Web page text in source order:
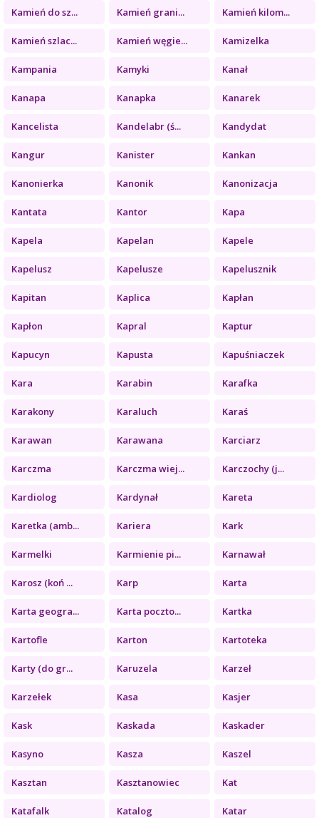
Kamień do sz... Kamień grani... Kamień kilom...
Kamień szlac... Kamień węgie... Kamizelka
Kampania Kamyki Kanał
Kanapa Kanapka Kanarek
Kancelista Kandelabr (ś... Kandydat
Kangur Kanister Kankan
Kanonierka Kanonik Kanonizacja
Kantata Kantor Kapa
Kapela Kapelan Kapele
Kapelusz Kapelusze Kapelusznik
Kapitan Kaplica Kapłan
Kapłon Kapral Kaptur
Kapucyn Kapusta Kapuśniaczek
Kara Karabin Karafka
Karakony Karaluch Karaś
Karawan Karawana Karciarz
Karczma Karczma wiej... Karczochy (j...
Kardiolog Kardynał Kareta
Karetka (amb... Kariera Kark
Karmelki Karmienie pi... Karnawał
Karosz (koń ... Karp Karta
Karta geogra... Karta poczto... Kartka
Kartofle Karton Kartoteka
Karty (do gr... Karuzela Karzeł
Karzełek Kasa Kasjer
Kask Kaskada Kaskader
Kasyno Kasza Kaszel
Kasztan Kasztanowiec Kat
Katafalk Katalog Katar